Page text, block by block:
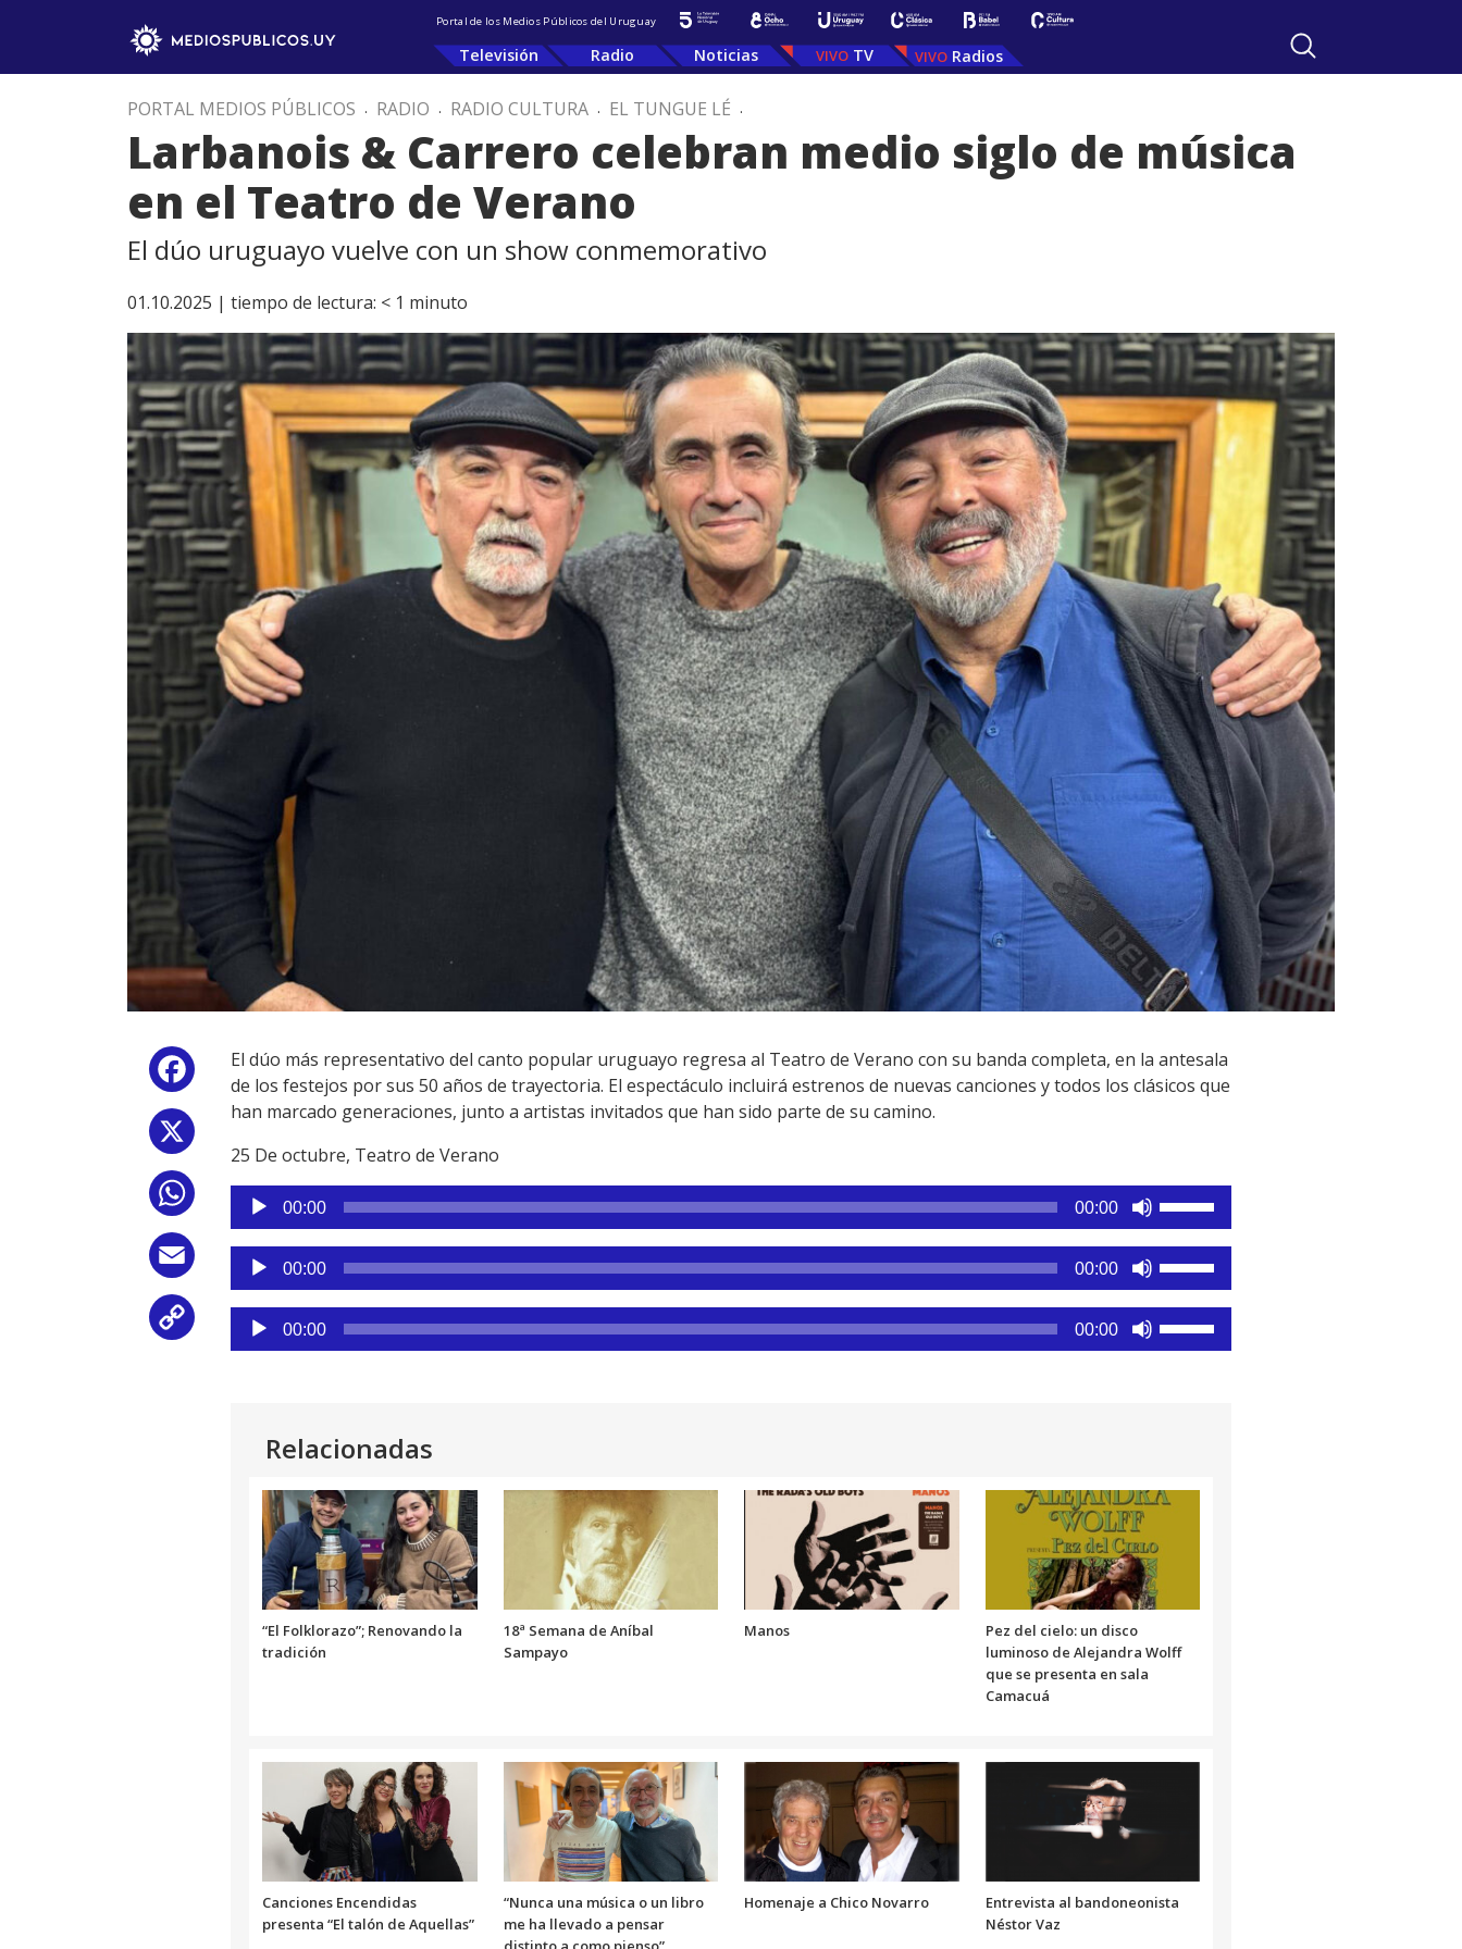
Portal de los Medios Públicos del Uruguay
Televisión Radio Noticias TV Radios
PORTAL MEDIOS PÚBLICOS . RADIO . RADIO CULTURA . EL TUNGUE LÉ .
Larbanois & Carrero celebran medio siglo de música
en el Teatro de Verano
El dúo uruguayo vuelve con un show conmemorativo
01.10.2025 | tiempo de lectura: < 1 minuto
Facebook
WhatsApp
El dúo más representativo del canto popular uruguayo regresa al Teatro de Verano con su banda completa, en la antesala
de los festejos por sus 50 años de trayectoria. El espectáculo incluirá estrenos de nuevas canciones y todos los clásicos que
han marcado generaciones, junto a artistas invitados que han sido parte de su camino.
25 De octubre, Teatro de Verano
Reproductor
de
audio
00:00 00:00
teclas
de
arriba/abajo
para
Reproductor
de
audio
00:00 00:00
teclas
de
disminuir
volumen.
Reproductor
de
00:00 00:00
aumentar
disminuir
volumen.
Relacionadas
“El Folklorazo”; Renovando la
tradición
18ª Semana de Aníbal
Sampayo
Manos
Pez del cielo: un disco
luminoso de Alejandra Wolff
que se presenta en sala
Camacuá
Canciones Encendidas
presenta “El talón de Aquellas”
“Nunca una música o un libro
me ha llevado a pensar
Homenaje a Chico Novarro
Entrevista al bandoneonista
Néstor Vaz